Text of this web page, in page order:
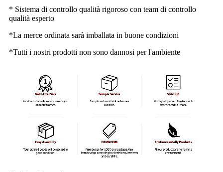
* Sistema di controllo qualità rigoroso con team di controllo
qualità esperto
*La merce ordinata sarà imballata in buone condizioni
*Tutti i nostri prodotti non sono dannosi per l'ambiente